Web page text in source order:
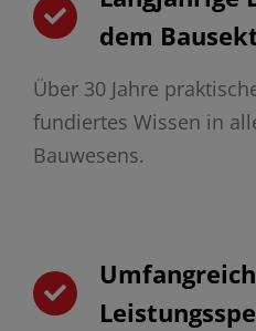
dem
Über 30 Jahre
fundiertes Wissen in
Bauwesens.